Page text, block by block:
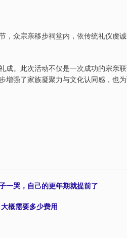
，众宗亲移步祠堂内，依传统礼仪虔
成。此次活动不仅是一次成功的宗亲
增强了家族凝聚力与文化认同感，也
一哭，自己的更年期就提前了
概需要多少费用